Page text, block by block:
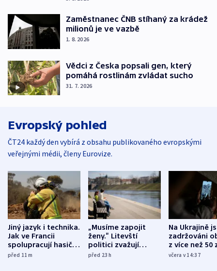
Zaměstnanec ČNB stíhaný za krádež
milionů je ve vazbě
1. 8. 2026
Vědci z Česka popsali gen, který
pomáhá rostlinám zvládat sucho
31. 7. 2026
Evropský pohled
ČT24 každý den vybírá z obsahu publikovaného evropskými
veřejnými médii, členy Eurovize.
Jiný jazyk i technika.
Jak ve Francii
spolupracují hasiči z
různých zemí
před 11m
„Musíme zapojit
ženy.“ Litevští
politici zvažují
dohodu o
před 23h
Na Ukrajině
zadržováni
z více než 50
Bojovali na
včera v 14:37